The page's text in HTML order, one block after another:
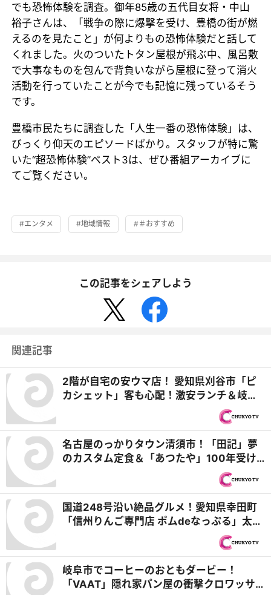
でも恐怖体験を調査。御年85歳の五代目女将・中山
裕子さんは、「戦争の際に爆撃を受け、豊橋の街が燃
えるのを見たこと」が何よりもの恐怖体験だと話して
くれました。火のついたトタン屋根が飛ぶ中、風呂敷
で大事なものを包んで背負いながら屋根に登って消火
活動を行っていたことが今でも記憶に残っているそう
です。
豊橋市民たちに調査した「人生一番の恐怖体験」は、
びっくり仰天のエピソードばかり。スタッフが特に驚
いた“超恐怖体験”ベスト3は、ぜひ番組アーカイブに
てご覧ください。
#エンタメ #地域情報 #＃おすすめ
この記事をシェアしよう
関連記事
2階が自宅の安ウマ店！ 愛知県刈谷市「ピ
カシェット」客も心配！激安ランチ＆岐阜
県本巣市「清太麺房」最強の餃子愛と味噌
ラーメン『PS純金（ゴールド）』
名古屋のっかりタウン清須市！「田記」夢
のカスタム定食＆「あつたや」100年受け
継ぐ味噌ダレでなごやめし『PS純金（ゴー
国道248号沿い絶品グルメ！愛知県幸田町
「信州りんご専門店 ポムdeなっぷる」太っ
腹すぎる詰め放題！＆岡崎市「パティスリ
ー アルピーノ」生クリームもりもりバナナ
ボート『PS純金（ゴールド）』
岐阜市でコーヒーのおともダービー！
「VAAT」隠れ家パン屋の衝撃クロワッサ